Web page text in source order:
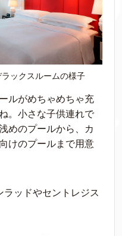
ックスルームの様子
ルがめちゃめちゃ充
。小さな子供連れで
めのプールから、カ
けのプールまで用意
ラッドやセントレジス